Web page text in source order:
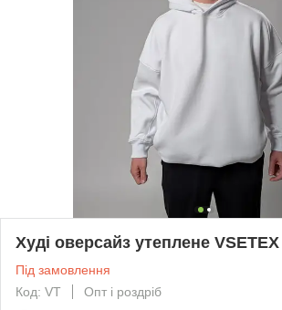
Худі оверсайз утеплене
Під замовлення
Код: VT
Опт і роздріб